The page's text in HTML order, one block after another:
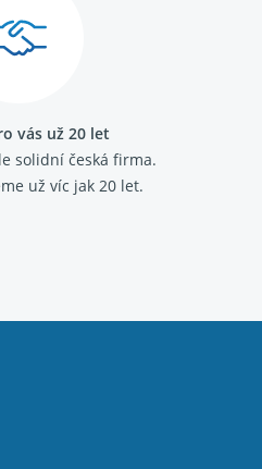
vás už 20 let
solidní česká firma.
už víc jak 20 let.